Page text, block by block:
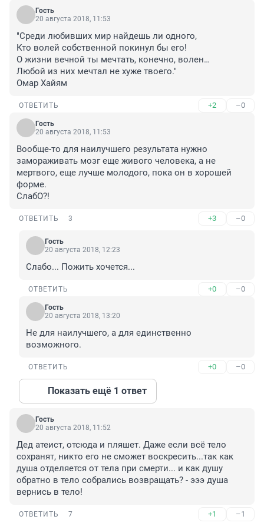
Гость
20 августа 2018, 11:53
"Среди любивших мир найдешь ли одного,
Кто волей собственной покинул бы его!
О жизни вечной ты мечтать, конечно, волен…
Любой из них мечтал не хуже твоего."
Омар Хайям
ОТВЕТИТЬ +2 –0
Гость
20 августа 2018, 11:53
Вообще-то для наилучшего результата нужно
замораживать мозг еще живого человека, а не
мертвого, еще лучше молодого, пока он в хорошей
форме.
СлабО?!
ОТВЕТИТЬ 3 +3 –0
Гость
20 августа 2018, 12:23
Слабо... Пожить хочется...
ОТВЕТИТЬ +0 –0
Гость
20 августа 2018, 13:20
Не для наилучшего, а для единственно
возможного.
ОТВЕТИТЬ +0 –0
Показать ещё 1 ответ
Гость
20 августа 2018, 11:52
Дед атеист, отсюда и пляшет. Даже если всё тело
сохранят, никто его не сможет воскресить...так как
душа отделяется от тела при смерти... и как душу
обратно в тело собрались возвращать? - эээ душа
вернись в тело!
ОТВЕТИТЬ 7 +1 –1